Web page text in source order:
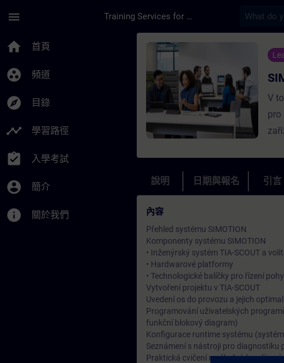
menu Training Services for Digital Industries
home 首頁
group_work 頻道
explore 目錄
timeline 學習路徑
assignment_turned_in 入學考試
account_circle 簡介
info 關於我們
課程 - SIMOTION -
V
pro
說明 日期與報名 引言
內容
Přehled systému SIMOTION
Komponenty systému SIMOTION
• Inženýrský systém TIA-SCOUT a
• Hardwarové platformy
• Technologické balíčky pro řízení
Vytvoření projektu v TIA-SCOUT
Uvedení os do provozu a jejich
Programování uživatelských
funkční blokový diagram)
Konfigurace runtime systému
Seznámení s nástroji pro diagnostiku
Praktická cvičení na školicích